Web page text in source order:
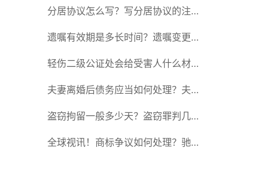
答辩期限是多久？-当前短讯
分居协议怎么写？写分居协议的注意
事项有哪些？
遗嘱有效期是多长时间？遗嘱变更受
益人有效吗？|当前热讯
轻伤二级公证处会给受害人什么材
料？轻伤二级赔了钱还要坐牢吗？_
全球速读
夫妻离婚后债务应当如何处理？夫妻
离婚债务分割书面协议怎么写？
盗窃拘留一般多少天？盗窃罪判几
年？ 全球速读
全球视讯！商标争议如何处理？驰名